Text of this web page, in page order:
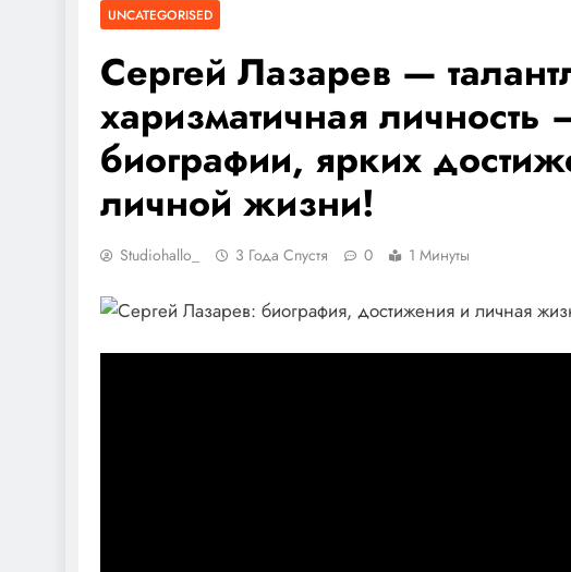
UNCATEGORISED
Сергей Лазарев —
харизматичная личность
биографии, ярких
личной жизни!
Studiohallo_ 3 Года Спустя 0 1 Минуты